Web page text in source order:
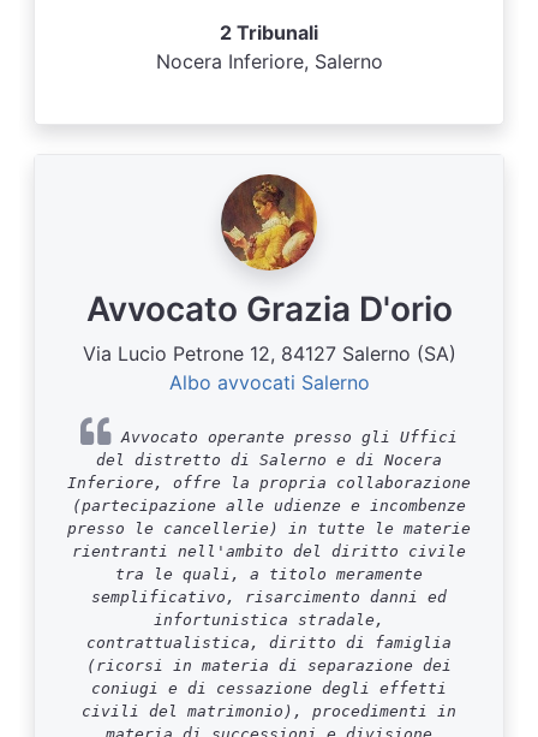
2 Tribunali
Nocera Inferiore, Salerno
Avvocato Grazia D'orio
Via Lucio Petrone 12, 84127 Salerno (SA)
Albo avvocati Salerno
Avvocato operante presso gli Uffici
del distretto di Salerno e di Nocera
Inferiore, offre la propria collaborazione
(partecipazione alle udienze e incombenze
presso le cancellerie) in tutte le materie
rientranti nell'ambito del diritto civile
tra le quali, a titolo meramente
semplificativo, risarcimento danni ed
infortunistica stradale,
contrattualistica, diritto di famiglia
(ricorsi in materia di separazione dei
coniugi e di cessazione degli effetti
civili del matrimonio), procedimenti in